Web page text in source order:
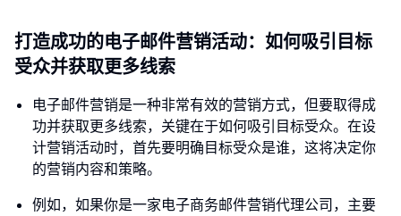
打造成功的电子邮件营销活动：如何吸引目标
受众并获取更多线索
电子邮件营销是一种非常有效的营销方式，但要取得成
功并获取更多线索，关键在于如何吸引目标受众。在设
计营销活动时，首先要明确目标受众是谁，这将决定你
的营销内容和策略。
例如，如果你是一家电子商务邮件营销代理公司，主要